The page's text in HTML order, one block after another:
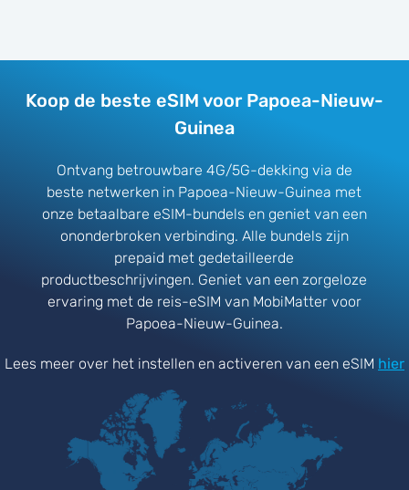
Koop de beste eSIM voor Papoea-Nieuw-
Guinea
Ontvang betrouwbare 4G/5G-dekking via de
beste netwerken in Papoea-Nieuw-Guinea met
onze betaalbare eSIM-bundels en geniet van een
ononderbroken verbinding. Alle bundels zijn
prepaid met gedetailleerde
productbeschrijvingen. Geniet van een zorgeloze
ervaring met de reis-eSIM van MobiMatter voor
Papoea-Nieuw-Guinea.
Lees meer over het instellen en activeren van een eSIM hier